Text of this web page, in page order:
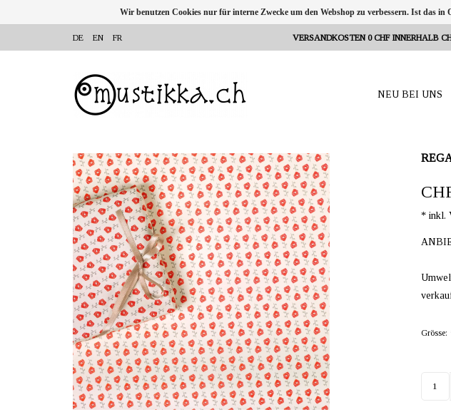
DE EN FR VERSANDKOSTEN 0 CHF INNERHALB
NEU BEI UNS
* inkl.
Grösse:
Wir benutzen Cookies nur für interne Zwecke um den Webshop zu verbessern. Ist das in